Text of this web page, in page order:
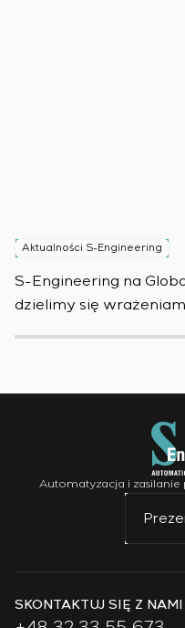
Aktualności S-Engineering
S-Engineering na
dzielimy się
Automatyzacja i
SKONTAKTUJ SIĘ Z NAMI